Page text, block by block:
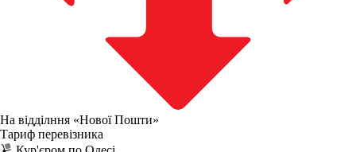
На відділння «Нової Пошти»
Тариф перевізника